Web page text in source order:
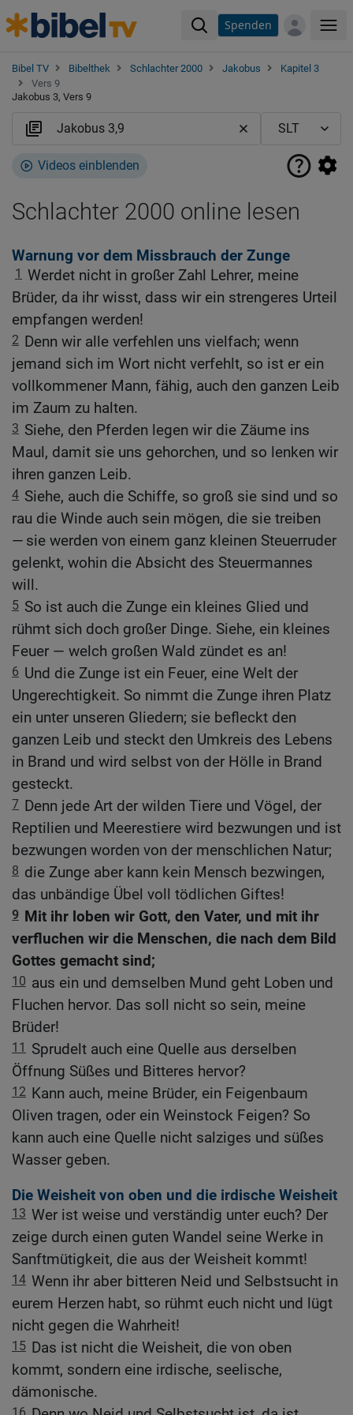
Spenden
Bibel TV Bibelthek Schlachter 2000 Jakobus
Kapitel 3
Vers 9
Jakobus 3, Vers 9
Videos einblenden
Schlachter 2000 online lesen
Warnung vor dem Missbrauch der Zunge
1 Werdet nicht in großer Zahl Lehrer, meine
Brüder, da ihr wisst, dass wir ein strengeres Urteil
empfangen werden!
2 Denn wir alle verfehlen uns vielfach; wenn
jemand sich im Wort nicht verfehlt, so ist er ein
vollkommener Mann, fähig, auch den ganzen Leib
im Zaum zu halten.
3 Siehe, den Pferden legen wir die Zäume ins
Maul, damit sie uns gehorchen, und so lenken wir
ihren ganzen Leib.
4 Siehe, auch die Schiffe, so groß sie sind und so
rau die Winde auch sein mögen, die sie treiben
— sie werden von einem ganz kleinen Steuerruder
gelenkt, wohin die Absicht des Steuermannes
will.
5 So ist auch die Zunge ein kleines Glied und
rühmt sich doch großer Dinge. Siehe, ein kleines
Feuer — welch großen Wald zündet es an!
6 Und die Zunge ist ein Feuer, eine Welt der
Ungerechtigkeit. So nimmt die Zunge ihren Platz
ein unter unseren Gliedern; sie befleckt den
ganzen Leib und steckt den Umkreis des Lebens
in Brand und wird selbst von der Hölle in Brand
gesteckt.
7 Denn jede Art der wilden Tiere und Vögel, der
Reptilien und Meerestiere wird bezwungen und ist
bezwungen worden von der menschlichen Natur;
8 die Zunge aber kann kein Mensch bezwingen,
das unbändige Übel voll tödlichen Giftes!
9 Mit ihr loben wir Gott, den Vater, und mit ihr
verfluchen wir die Menschen, die nach dem Bild
Gottes gemacht sind;
10 aus ein und demselben Mund geht Loben und
Fluchen hervor. Das soll nicht so sein, meine
Brüder!
11
Sprudelt auch eine Quelle aus derselben
Öffnung Süßes und Bitteres hervor?
12 Kann auch, meine Brüder, ein Feigenbaum
Oliven tragen, oder ein Weinstock Feigen? So
kann auch eine Quelle nicht salziges und süßes
Wasser geben.
Die Weisheit von oben und die irdische Weisheit
13 Wer ist weise und verständig unter euch? Der
zeige durch einen guten Wandel seine Werke in
Sanftmütigkeit, die aus der Weisheit kommt!
14 Wenn ihr aber bitteren Neid und Selbstsucht in
eurem Herzen habt, so rühmt euch nicht und lügt
nicht gegen die Wahrheit!
15 Das ist nicht die Weisheit, die von oben
kommt, sondern eine irdische, seelische,
dämonische.